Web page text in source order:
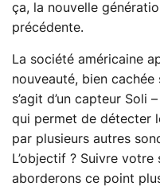
ça, la nouvelle
précédente.
La société américaine
nouveauté, bien
s’agit d’un capteur Soli
qui permet de détecter
par plusieurs autres
L’objectif ? Suivre
aborderons ce point